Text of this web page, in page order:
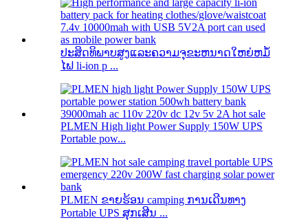
ປະສິດທິພາບສູງແລະຄວາມຈຸຂະຫນາດໃຫຍ່ຫມໍ້
ໄຟ li-ion p ...
PLMEN High light Power Supply 150W UPS
Portable pow...
PLMEN ຂາຍຮ້ອນ camping ການເດີນທາງ
Portable UPS ສຸກເສີນ ...